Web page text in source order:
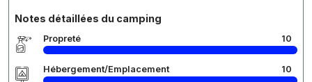
Notes détaillées du camping
Propreté 10
Hébergement/Emplacement 10